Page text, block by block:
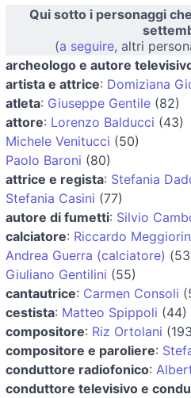
Qui sotto i personaggi
(a seguire, altri
archeologo e autore
artista e attrice: Domiziana
atleta: Giuseppe Gentile (82)
attore: Lorenzo Balducci (43)
Michele Venitucci (50)
Paolo Baroni (80)
attrice e regista: Stefania
Stefania Casini (77)
autore di fumetti: Silvio
calciatore: Riccardo
Andrea Guerra (calciatore)
Giuliano Gentilini (55)
cantautrice: Carmen Consoli
cestista: Matteo Spippoli (44)
compositore: Riz Ortolani
compositore e paroliere:
conduttore radiofonico:
conduttore televisivo e